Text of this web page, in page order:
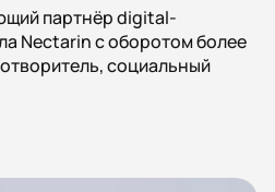
партнёр digital-
Nectarin с оборотом более
социальный